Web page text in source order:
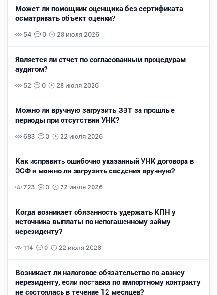
Может ли помощник оценщика без сертификата
осматривать объект оценки?
54 0 28 июля 2026
Является ли отчет по согласованным процедурам
аудитом?
52 0 28 июля 2026
Можно ли вручную загрузить ЗВТ за прошлые
периоды при отсутствии УНК?
683 0 22 июля 2026
Как исправить ошибочно указанный УНК договора в
ЭСФ и можно ли загрузить сведения вручную?
723 0 22 июля 2026
Когда возникает обязанность удержать КПН у
источника выплаты по непогашенному займу
нерезиденту?
114 0 22 июля 2026
Возникает ли налоговое обязательство по авансу
нерезиденту, если поставка по импортному контракту
не состоялась в течение 12 месяцев?